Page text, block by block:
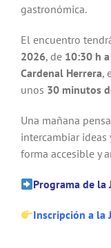
gastronómica.
El encuentro
2026, de 10:30 h
Cardenal Herrera,
unos 30 minutos
Una mañana
intercambiar ideas
forma accesible y
Programa de la
Inscripción a la